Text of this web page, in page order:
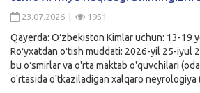
23.07.2026 | 1951
Qayerda: Oʻzbekiston Kimlar uchun: 13-19
Roʻyxatdan oʻtish muddati: 2026-yil 25-iyul
bu oʻsmirlar va o'rta maktab o'quvchilari
o'rtasida o'tkaziladigan xalqaro neyrologiya